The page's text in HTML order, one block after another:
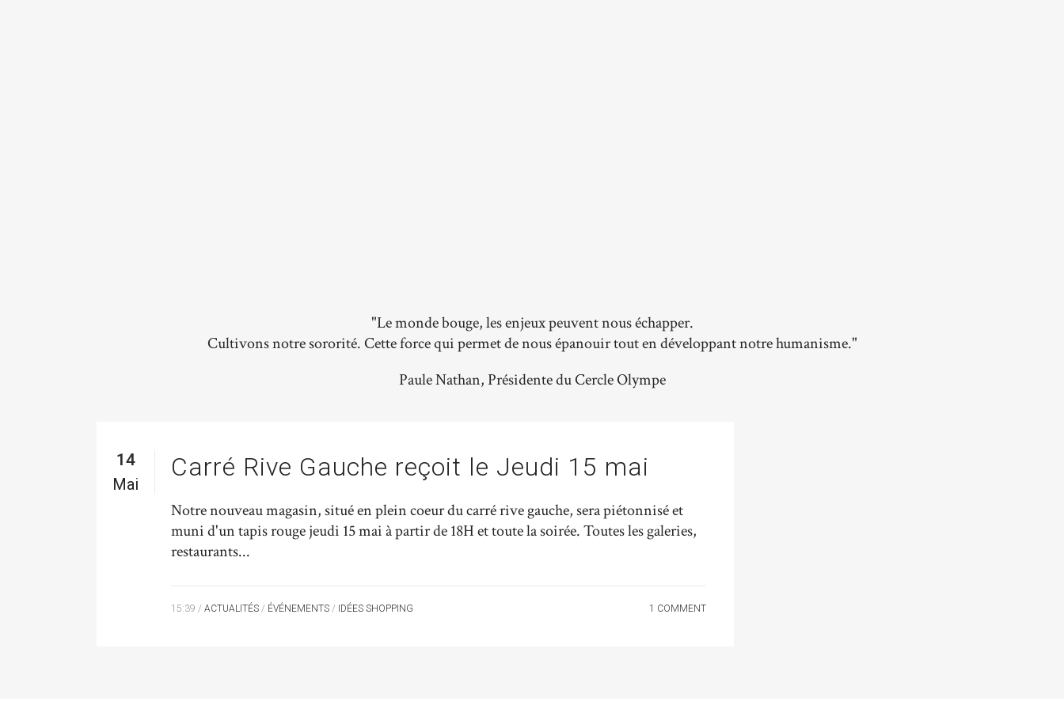
"Le monde bouge, les enjeux peuvent nous échapper.
Cultivons notre sororité. Cette force qui permet de nous épanouir tout en développant notre humanisme."
Paule Nathan, Présidente du Cercle Olympe
14
Mai
Carré Rive Gauche reçoit le Jeudi 15 mai
Notre nouveau magasin, situé en plein coeur du carré rive gauche, sera piétonnisé et
muni d'un tapis rouge jeudi 15 mai à partir de 18H et toute la soirée. Toutes les galeries,
restaurants...
15:39 / ACTUALITÉS / ÉVÉNEMENTS / IDÉES SHOPPING 1 COMMENT